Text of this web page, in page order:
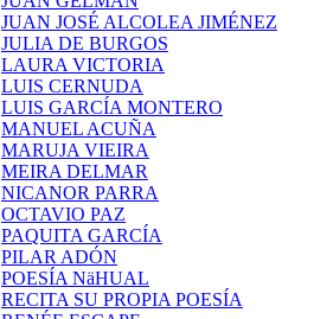
JUAN JOSÉ ALCOLEA JIMÉNEZ
JULIA DE BURGOS
LAURA VICTORIA
LUIS CERNUDA
LUIS GARCÍA MONTERO
MANUEL ACUÑA
MARUJA VIEIRA
MEIRA DELMAR
NICANOR PARRA
OCTAVIO PAZ
PAQUITA GARCÍA
PILAR ADÓN
POESÍA NäHUAL
RECITA SU PROPIA POESÍA